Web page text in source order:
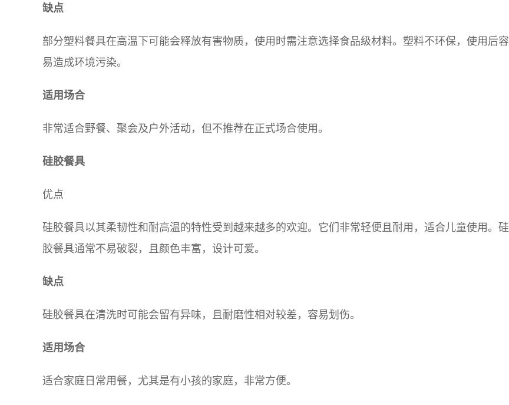
缺点
部分塑料餐具在高温下可能会释放有害物质，使用时需注意选择食品级材料。塑料不环保，使用后容
易造成环境污染。
适用场合
非常适合野餐、聚会及户外活动，但不推荐在正式场合使用。
硅胶餐具
优点
硅胶餐具以其柔韧性和耐高温的特性受到越来越多的欢迎。它们非常轻便且耐用，适合儿童使用。硅
胶餐具通常不易破裂，且颜色丰富，设计可爱。
缺点
硅胶餐具在清洗时可能会留有异味，且耐磨性相对较差，容易划伤。
适用场合
适合家庭日常用餐，尤其是有小孩的家庭，非常方便。